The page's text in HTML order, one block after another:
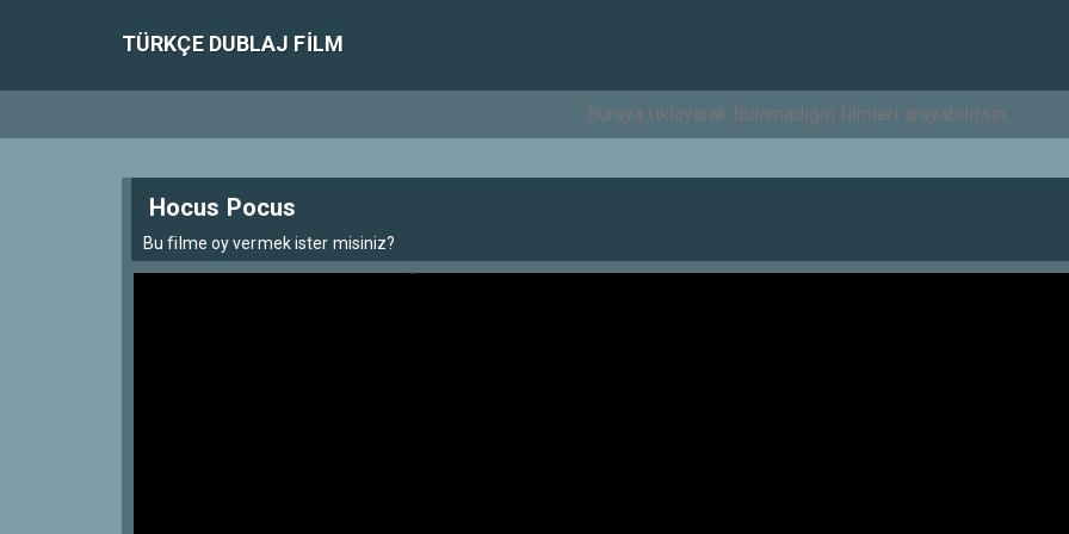
TÜRKÇE DUBLAJ FILM
Hocus Pocus
Bu filme oy vermek ister misiniz?